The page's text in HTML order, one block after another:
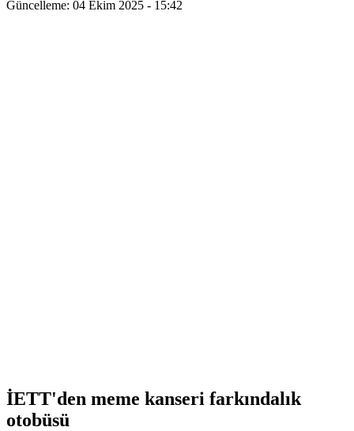
Güncelleme: 04 Ekim 2025 - 15:42
İETT'den meme kanseri farkındalık
otobüsü